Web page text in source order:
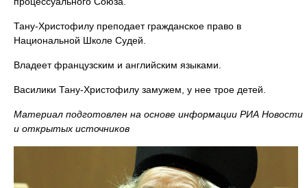
Тану-Христофилу преподает гражданское право в
Национальной Школе Судей.
Владеет французским и английским языками.
Василики Тану-Христофилу замужем, у нее трое детей.
Материал подготовлен на основе информации РИА Новости
и открытых источников